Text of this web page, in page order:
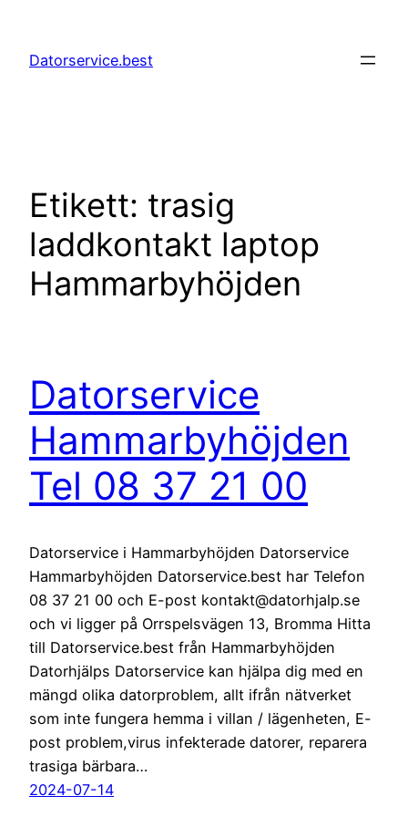
innehåll
Datorservice.best
Etikett: trasig
laddkontakt laptop
Hammarbyhöjden
Datorservice
Hammarbyhöjden
Tel 08 37 21 00
Datorservice i Hammarbyhöjden Datorservice
Hammarbyhöjden Datorservice.best har Telefon
08 37 21 00 och E-post kontakt@datorhjalp.se
och vi ligger på Orrspelsvägen 13, Bromma Hitta
till Datorservice.best från Hammarbyhöjden
Datorhjälps Datorservice kan hjälpa dig med en
mängd olika datorproblem, allt ifrån nätverket
som inte fungera hemma i villan / lägenheten, E-
post problem,virus infekterade datorer, reparera
trasiga bärbara…
2024-07-14